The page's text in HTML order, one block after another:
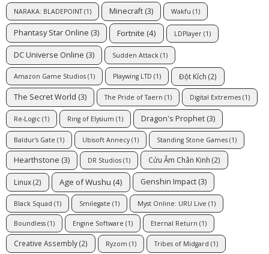
NARAKA: BLADEPOINT(1) Minecraft (3) Wakfu (1)
Phantasy Star Online (3) Fortnite (4) LDPlayer (1)
DC Universe Online (3) Sudden Attack (1)
Amazon Game Studios (1) Playwing LTD (1) Đột Kích (2)
The Secret World (3) The Pride of Taern (1) Digital Extremes (1)
Re-Logic (1) Ring of Elysium (1) Dragon's Prophet (3)
Baldur's Gate (1) Ubisoft Annecy(1) Standing Stone Games (1)
Hearthstone (3) DR Studios (1) Cửu Âm Chân Kinh (2)
Linux(2) Age of Wushu (4) Genshin Impact (3)
Black Squad (1) Smilegate (1) Myst Online: URU Live (1)
Boundless (1) Engine Software (1) Eternal Return (1)
Creative Assembly(2) Ryzom (1) Tribes of Midgard (1)